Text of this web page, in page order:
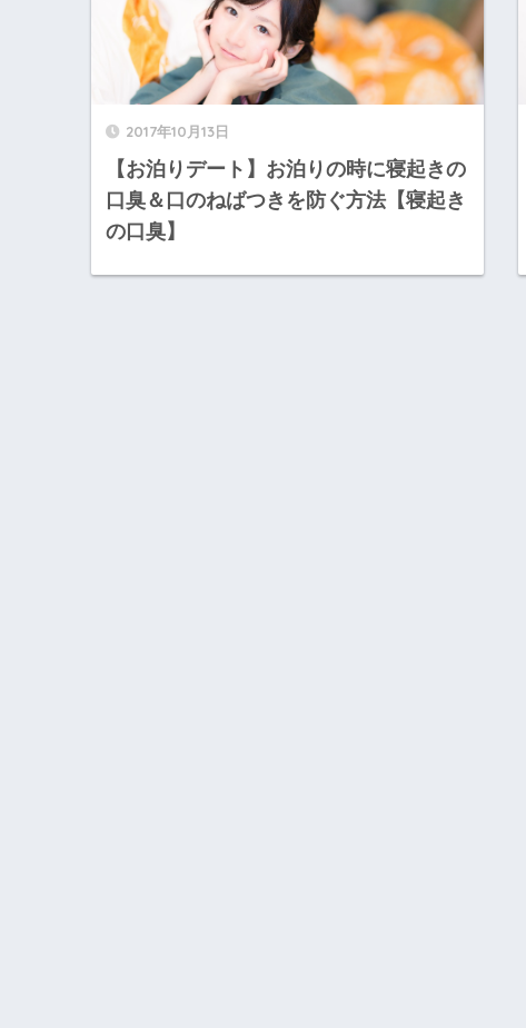
2017年10月13日
【お泊りデート】お泊りの時に寝起きの
口臭＆口のねばつきを防ぐ方法【寝起き
の口臭】